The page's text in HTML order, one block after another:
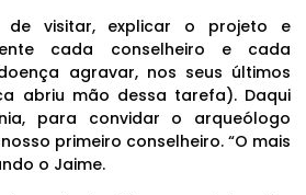
de visitar, explicar o projeto e
cada conselheiro e cada
agravar, nos seus últimos
abriu mão dessa tarefa). Daqui
para convidar o arqueólogo
primeiro conselheiro. “O mais
o Jaime.